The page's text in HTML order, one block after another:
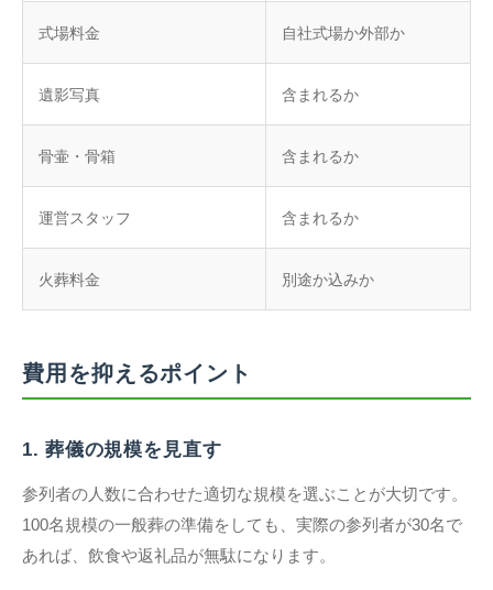
式場料金 自社式場か外部か
遺影写真 含まれるか
骨壷・骨箱 含まれるか
運営スタッフ 含まれるか
火葬料金 別途か込みか
費用を抑えるポイント
1. 葬儀の規模を見直す
参列者の人数に合わせた適切な規模を選ぶことが大切です。
100名規模の一般葬の準備をしても、実際の参列者が30名で
あれば、飲食や返礼品が無駄になります。